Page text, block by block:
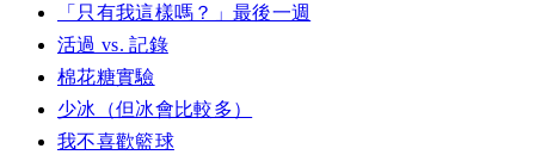
「只有我這樣嗎？」最後一週
活過 vs. 記錄
棉花糖實驗
少冰（但冰會比較多）
我不喜歡籃球